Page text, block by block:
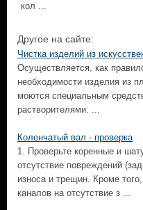
кол ...
Другое на сайте:
Чистка изделий из
Осуществляется, как
необходимости изделия из
моются специальным
растворителями. ...
Коленчатый вал - проверка
1. Проверьте коренные и
отсутствие повреждений
износа и трещин. Кроме
каналов на отсутствие з ...